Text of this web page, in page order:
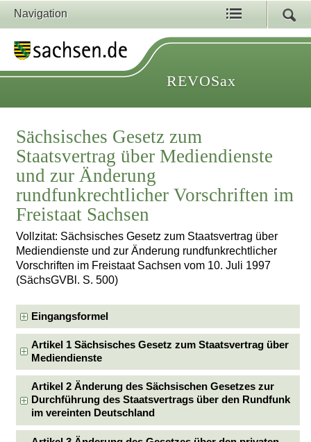
Navigation
REVOSax
Sächsisches Gesetz zum
Staatsvertrag über Mediendienste
und zur Änderung
rundfunkrechtlicher Vorschriften im
Freistaat Sachsen
Vollzitat: Sächsisches Gesetz zum Staatsvertrag über
Mediendienste und zur Änderung rundfunkrechtlicher
Vorschriften im Freistaat Sachsen vom 10. Juli 1997
(SächsGVBl. S. 500)
Eingangsformel
Artikel 1 Sächsisches Gesetz zum Staatsvertrag über
Mediendienste
Artikel 2 Änderung des Sächsischen Gesetzes zur
Durchführung des Staatsvertrags über den Rundfunk
im vereinten Deutschland